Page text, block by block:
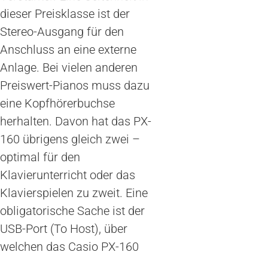
dieser Preisklasse ist der
Stereo-Ausgang für den
Anschluss an eine externe
Anlage. Bei vielen anderen
Preiswert-Pianos muss dazu
eine Kopfhörerbuchse
herhalten. Davon hat das PX-
160 übrigens gleich zwei –
optimal für den
Klavierunterricht oder das
Klavierspielen zu zweit. Eine
obligatorische Sache ist der
USB-Port (To Host), über
welchen das Casio PX-160